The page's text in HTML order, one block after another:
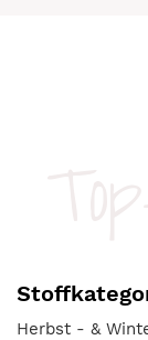
Herbst - &